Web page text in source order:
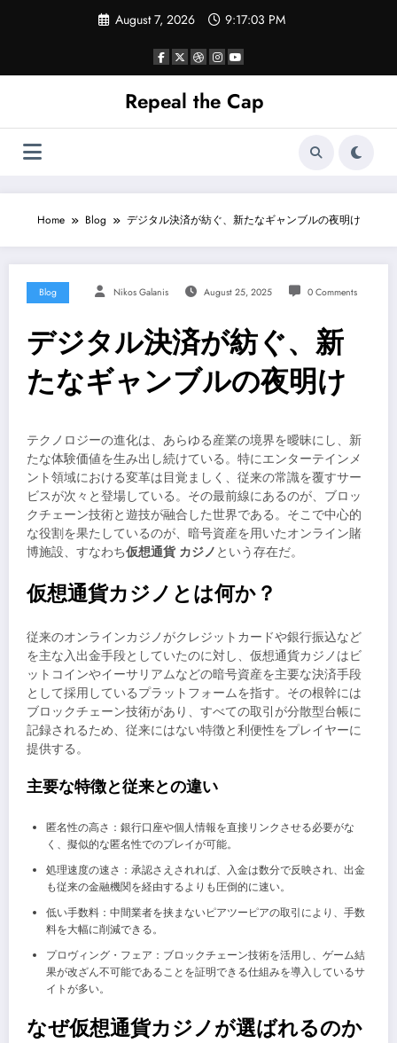
August 7, 2026 9:17:04 PM
Repeal the Cap
Home Blog デジタル決済が紡ぐ、新たなギャンブルの夜明け
Blog Nikos Galanis August 25, 2025 0 Comments
デジタル決済が紡ぐ、新
たなギャンブルの夜明け
テクノロジーの進化は、あらゆる産業の境界を曖昧にし、新
たな体験価値を生み出し続けている。特にエンターテインメ
ント領域における変革は目覚ましく、従来の常識を覆すサー
ビスが次々と登場している。その最前線にあるのが、ブロッ
クチェーン技術と遊技が融合した世界である。そこで中心的
な役割を果たしているのが、暗号資産を用いたオンライン賭
博施設、すなわち仮想通貨 カジノ という存在だ。
仮想通貨カジノとは何か？
従来のオンラインカジノがクレジットカードや銀行振込など
を主な入出金手段としていたのに対し、仮想通貨カジノはビ
ットコインやイーサリアムなどの暗号資産を主要な決済手段
として採用しているプラットフォームを指す。その根幹には
ブロックチェーン技術があり、すべての取引が分散型台帳に
記録されるため、従来にはない特徴と利便性をプレイヤーに
提供する。
主要な特徴と従来との違い
匿名性の高さ：銀行口座や個人情報を直接リンクさせる必要がな
く、擬似的な匿名性でのプレイが可能。
処理速度の速さ：承認さえされれば、入金は数分で反映され、出金
も従来の金融機関を経由するよりも圧倒的に速い。
低い手数料：中間業者を挟まないピアツーピアの取引により、手数
料を大幅に削減できる。
プロヴィング・フェア：ブロックチェーン技術を活用し、ゲーム結
果が改ざん不可能であることを証明できる仕組みを導入しているサ
イトが多い。
なぜ仮想通貨カジノが選ばれるのか